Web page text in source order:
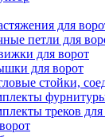
для
петли для
для ворот
для ворот
стойки,
треков для